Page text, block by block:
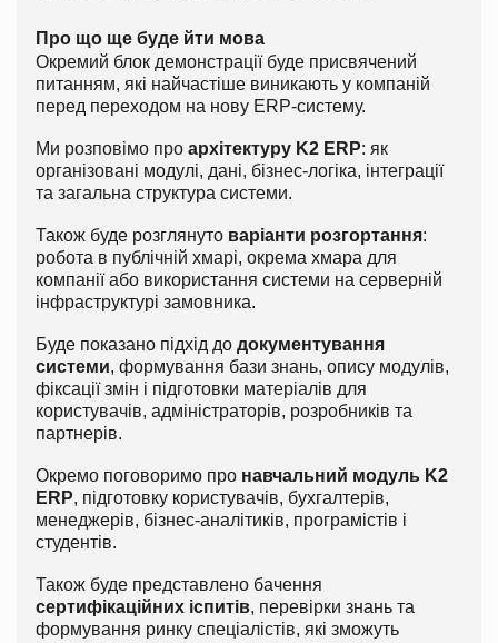
Про що ще буде йти мова
Окремий блок демонстрації буде присвячений
питанням, які найчастіше виникають у компаній
перед переходом на нову ERP-систему.
Ми розповімо про архітектуру K2 ERP: як
організовані модулі, дані, бізнес-логіка, інтеграції
та загальна структура системи.
Також буде розглянуто варіанти розгортання:
робота в публічній хмарі, окрема хмара для
компанії або використання системи на серверній
інфраструктурі замовника.
Буде показано підхід до документування
системи, формування бази знань, опису модулів,
фіксації змін і підготовки матеріалів для
користувачів, адміністраторів, розробників та
партнерів.
Окремо поговоримо про навчальний модуль K2
ERP, підготовку користувачів, бухгалтерів,
менеджерів, бізнес-аналітиків, програмістів і
студентів.
Також буде представлено бачення
сертифікаційних іспитів, перевірки знань та
формування ринку спеціалістів, які зможуть